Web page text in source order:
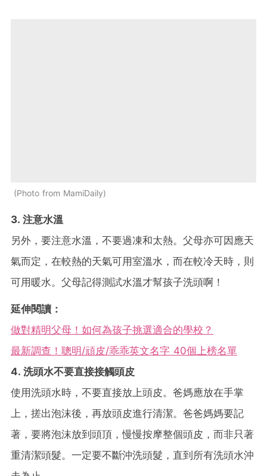
Photo from MamiDaily
3. 注意水溫
另外，要注意水溫，不要過凍和太熱。父母亦可因應天
氣而定，在較熱的天氣可用室溫水，而在較冷天時，則
可用暖水。父母記得測試水溫才幫孩子洗頭啊！
延伸閱讀：
做對精明父母！如何為孩子挑選適合的學校？
最新調查！聰明/頑皮/乖乖英文名字 40個上榜名單
4. 洗頭水不要直接接觸頭皮
使用洗頭水時，不要直接放上頭皮。爸媽應放在手掌
上，搓出泡沫後，再放頭皮進行清潔。爸爸媽媽要記
著，要將泡沫放到頭頂，慢慢按摩整個頭皮，而非只著
重清潔頭髮。一定要不斷沖洗頭髮，直到所有洗頭水沖